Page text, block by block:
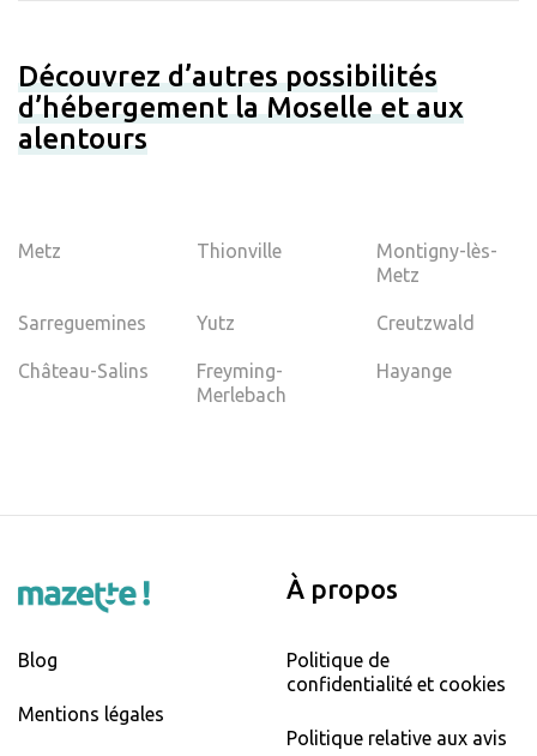
Découvrez d’autres possibilités
d’hébergement la Moselle et aux
alentours
Metz Thionville
Montigny-lès-
Metz
Sarreguemines Yutz Creutzwald
Château-Salins
Freyming-
Merlebach
Hayange
Blog
Mentions légales
À propos
Politique de
confidentialité et cookies
Politique relative aux avis